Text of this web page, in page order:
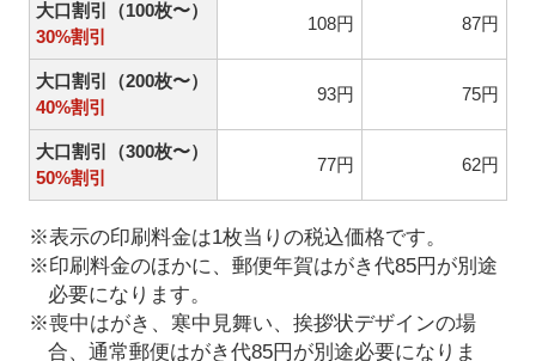
大口割引（100枚〜）
30%割引
108円 87円
大口割引（200枚〜）
40%割引
93円 75円
大口割引（300枚〜）
50%割引
77円 62円
※表示の印刷料金は1枚当りの税込価格です。
※印刷料金のほかに、郵便年賀はがき代85円が別途
必要になります。
※喪中はがき、寒中見舞い、挨拶状デザインの場
合、通常郵便はがき代85円が別途必要になりま